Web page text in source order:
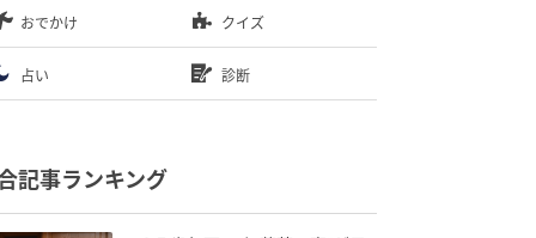
おでかけ クイズ
占い 診断
記事ランキング